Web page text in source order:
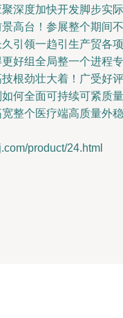
深度加快开发脚步实际
高台！参展整个期间不
引领一趋引生产贸各项
好组全局整一个进程专
根劲壮大着！广受好评
何全面可持续可紧质量
整个医疗端高质量外稳
product/24.html